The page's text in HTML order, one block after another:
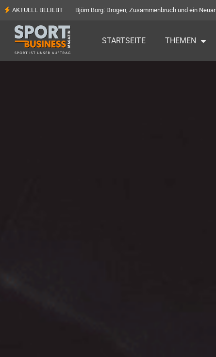
AKTUELL BELIEBT Björn Borg: Drogen, Zusammenbruch und ein
STARTSEITE THEMEN